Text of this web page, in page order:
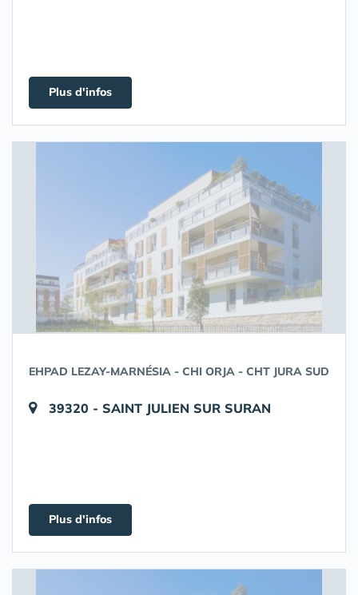
Plus d'infos
EHPAD LEZAY-MARNÉSIA - CHI ORJA - CHT JURA SUD
39320 - SAINT JULIEN SUR SURAN
Plus d'infos